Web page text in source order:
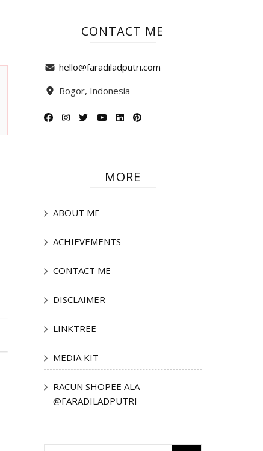
CONTACT ME
hello@faradiladputri.com
Bogor, Indonesia
MORE
ABOUT ME
ACHIEVEMENTS
CONTACT ME
DISCLAIMER
LINKTREE
MEDIA KIT
RACUN SHOPEE ALA
@FARADILADPUTRI